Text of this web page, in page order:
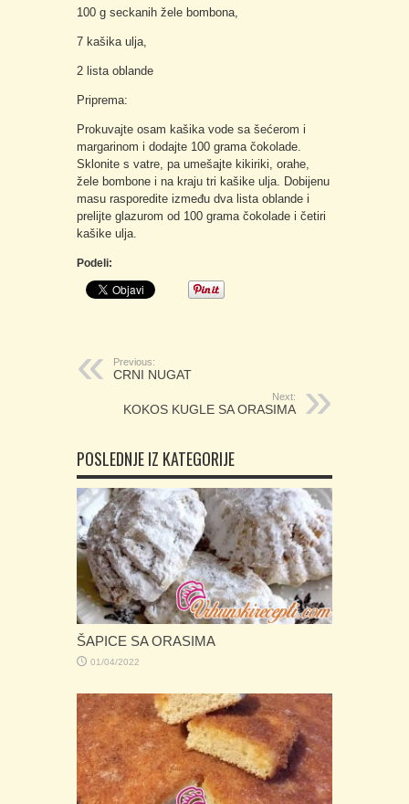
100 g seckanih žele bombona,
7 kašika ulja,
2 lista oblande
Priprema:
Prokuvajte osam kašika vode sa šećerom i
margarinom i dodajte 100 grama čokolade.
Sklonite s vatre, pa umešajte kikiriki, orahe,
žele bombone i na kraju tri kašike ulja. Dobijenu
masu rasporedite između dva lista oblande i
prelijte glazurom od 100 grama čokolade i četiri
kašike ulja.
Podeli:
Previous:
CRNI NUGAT
Next:
KOKOS KUGLE SA ORASIMA
POSLEDNJE IZ KATEGORIJE
ŠAPICE SA ORASIMA
01/04/2022